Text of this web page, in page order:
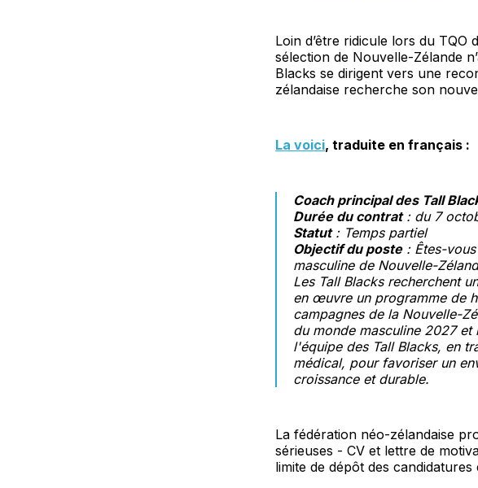
Loin d’être ridicule lors du TQO
sélection de Nouvelle-Zélande
Blacks se dirigent vers une
zélandaise recherche son
La voici, traduite en français :
Coach principal des Tall
Durée du contrat: ​​du 7
Statut: Temps partiel
Objectif du poste: Êtes-vous
masculine de Nouvelle-
Les Tall Blacks recherchent
en œuvre un programme de
campagnes de la Nouvelle-
du monde masculine ​​2027
l'équipe des Tall Blacks, en
médical, pour favoriser un
croissance et durable.
La fédération néo-zélandaise
sérieuses - CV et lettre de
limite de dépôt des